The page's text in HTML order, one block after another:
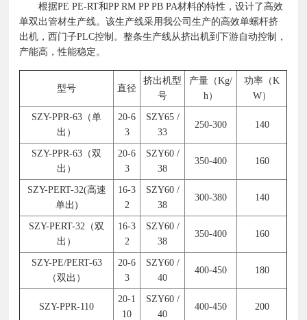
根据PE PE-RT和PP RM PP PB PA材料的特性，设计了高效
单双出管材生产线。该生产线采用我公司生产的高效单螺杆挤
出机，西门子PLC控制。整条生产线从挤出机到下游自动控制，
产能高，性能稳定。
型号 直径
挤出机型
号
产量（Kg/
h）
功率（K
W）
SZY-PPR-63（单
出）
20-6
3
SZY65 /
33
250-300 140
SZY-PPR-63（双
出）
20-6
3
SZY60 /
38
350-400 160
SZY-PERT-32(高速
单出)
16-3
2
SZY60 /
38
300-380 140
SZY-PERT-32（双
出）
16-3
2
SZY60 /
38
350-400 160
SZY-PE/PERT-63
（双出）
20-6
3
SZY60 /
40
400-450 180
SZY-PPR-110
20-1
10
SZY60 /
40
400-450 200